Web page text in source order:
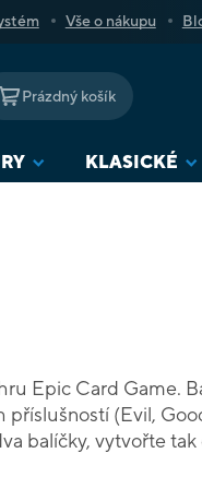
Vše o nákupu
NÁKUPNÍ
KOŠÍK
Prázdný košík
KLASICKÉ
Epic Card Game.
(Evil,
balíčky, vytvořte
ke hře.